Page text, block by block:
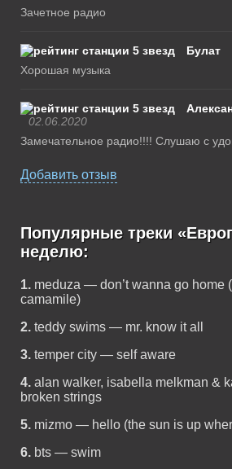
Зачетное радио
Булат
Хорошая музыка
02.06.2020
Замечательное радио!!!! Слушаю с
Добавить отзыв
Популярные треки
неделю:
1. meduza — don’t wanna go home
camamile)
2. teddy swims — mr. know it all
3. temper city — self aware
4. alan walker, isabella melkman &
broken strings
5. mizmo — hello (the sun is up
6. bts — swim